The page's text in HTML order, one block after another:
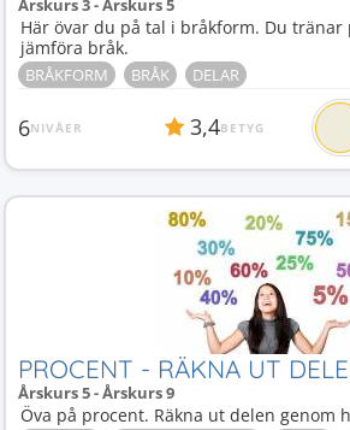
Årskurs 3 - Årskurs 5
Här övar du på tal i bråkform. Du tränar
jämföra bråk.
BRÅKFORM BRÅK DELAR
6NIVÅER 3,4BETYG
PROCENT - RÄKNA UT
Årskurs 5 - Årskurs 9
Öva på procent. Räkna ut delen genom